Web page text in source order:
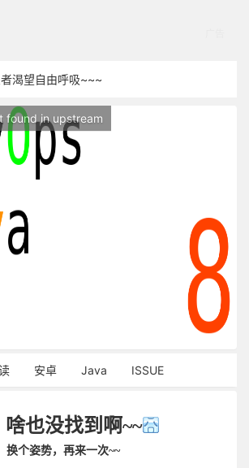
渴望自由呼吸~~~
，如果不能访问，请稍等片刻
排海
found in upstream
安卓 Java ISSUE
啥也没找到啊~~
换个姿势，再来一次~~